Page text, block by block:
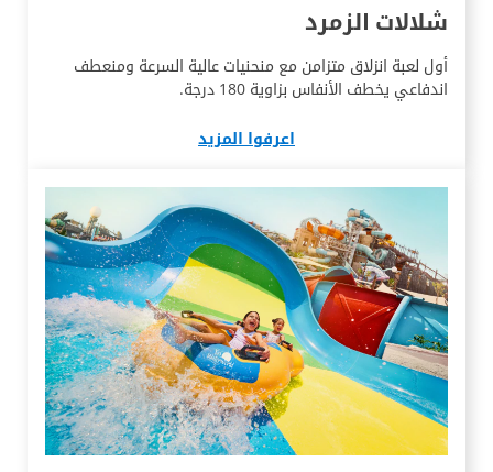
شلالات الزمرد
أول لعبة انزلاق متزامن مع منحنيات عالية السرعة ومنعطف
اندفاعي يخطف الأنفاس بزاوية 180 درجة.
اعرفوا المزيد